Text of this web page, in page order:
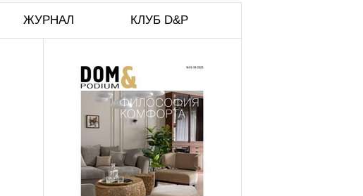
ЖУРНАЛ КЛУБ D&P